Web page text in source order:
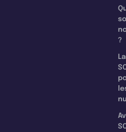
?
La